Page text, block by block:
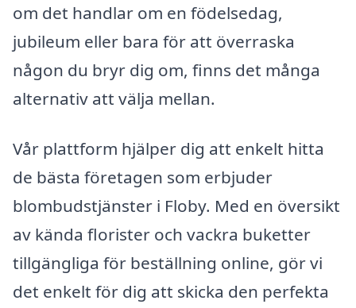
om det handlar om en födelsedag,
jubileum eller bara för att överraska
någon du bryr dig om, finns det många
alternativ att välja mellan.
Vår plattform hjälper dig att enkelt hitta
de bästa företagen som erbjuder
blombudstjänster i Floby. Med en översikt
av kända florister och vackra buketter
tillgängliga för beställning online, gör vi
det enkelt för dig att skicka den perfekta